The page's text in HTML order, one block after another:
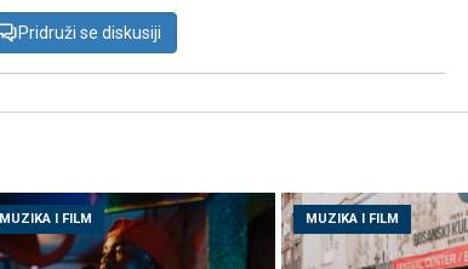
Pridruži se diskusiji
MUZIKA I FILM MUZIKA I FILM